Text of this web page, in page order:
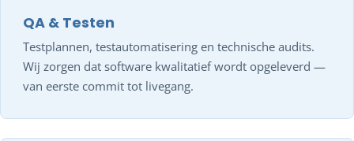
QA & Testen
Testplannen, testautomatisering en technische audits.
Wij zorgen dat software kwalitatief wordt opgeleverd —
van eerste commit tot livegang.